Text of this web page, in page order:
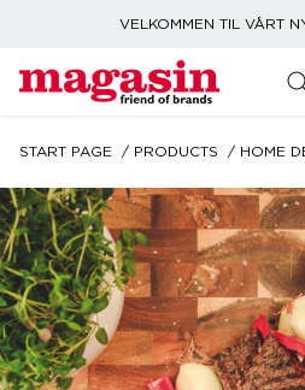
VELKOMMEN TIL VÅRT
START PAGE PRODUCTS HOME